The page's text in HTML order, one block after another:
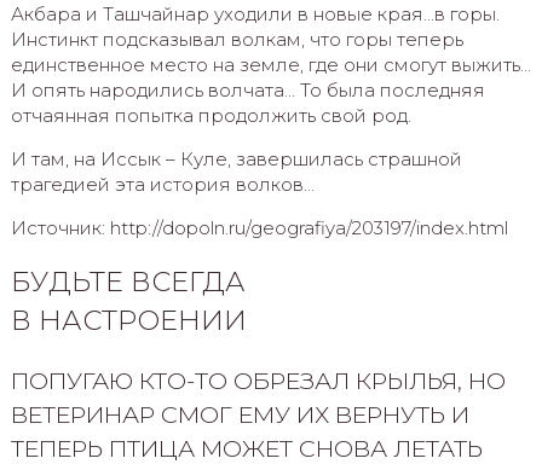
Акбара и Ташчайнар уходили в новые края…в горы.
Инстинкт подсказывал волкам, что горы теперь
единственное место на земле, где они смогут выжить…
И опять народились волчата… То была последняя
отчаянная попытка продолжить свой род.
И там, на Иссык – Куле, завершилась страшной
трагедией эта история волков…
Источник: http://dopoln.ru/geografiya/203197/index.html
БУДЬТЕ ВСЕГДА
В НАСТРОЕНИИ
ПОПУГАЮ КТО-ТО ОБРЕЗАЛ КРЫЛЬЯ, НО
ВЕТЕРИНАР СМОГ ЕМУ ИХ ВЕРНУТЬ И
ТЕПЕРЬ ПТИЦА МОЖЕТ СНОВА ЛЕТАТЬ